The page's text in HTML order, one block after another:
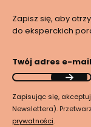
Zapisz się, aby
do eksperckich
Twój adres e-mail
Zapisując się,
Newslettera).
prywatności.